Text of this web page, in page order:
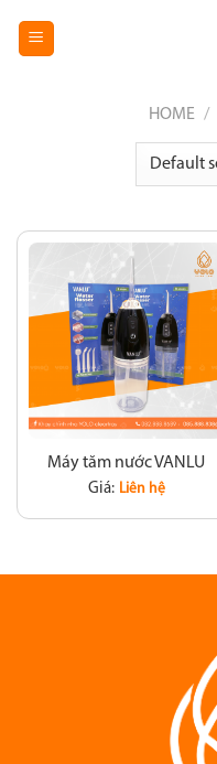
HOME /
Máy tăm nước VANLU
Giá: Liên hệ